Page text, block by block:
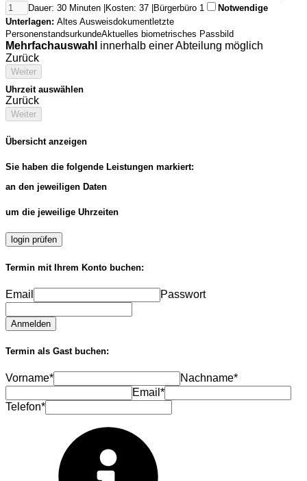
Dauer: 30 Minuten |Kosten: 37 |Bürgerbüro 1
Notwendige
Unterlagen: Altes Ausweisdokumentletzte
PersonenstandsurkundeAktuelles biometrisches Passbild
Mehrfachauswahl innerhalb einer Abteilung möglich
Zurück
Weiter
Uhrzeit auswählen
Zurück
Weiter
Übersicht anzeigen
Sie haben die folgende Leistungen markiert:
an den jeweiligen Daten
um die jeweilige Uhrzeiten
login prüfen
Termin mit Ihrem Konto buchen:
Email Passwort
Anmelden
Termin als Gast buchen:
Vorname*
Nachname*
Email*
Telefon*